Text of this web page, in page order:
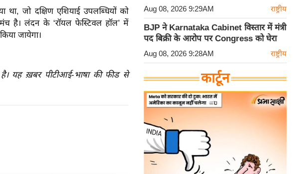
था, जो दक्षिण एशियाई उपलब्धियों को
है। लंदन के ‘रॉयल फेस्टिवल हॉल’ में
जायेगा।
है। यह ख़बर पीटीआई-भाषा की फीड से
Aug 08, 2026 9:29AM राष्ट्रीय
BJP ने Karnataka Cabinet विस्तार में मंत्री
पद बिक्री के आरोप पर Congress को घेरा
Aug 08, 2026 9:28AM राष्ट्रीय
कार्टून